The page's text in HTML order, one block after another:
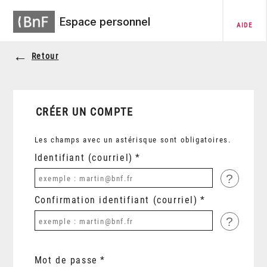
Espace personnel AIDE
Retour
CRÉER UN COMPTE
Les champs avec un astérisque sont obligatoires.
Identifiant (courriel)
?
Confirmation identifiant (courriel)
?
Mot de passe